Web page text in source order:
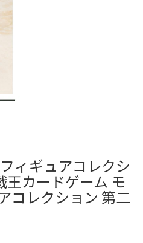
ィギュアコレクシ
王カードゲーム モ
コレクション 第二